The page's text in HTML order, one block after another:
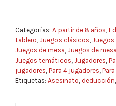
Categorías: A partir de 8 años
tablero Juegos clásicos
Juegos de mesa Juegos de
Juegos temáticos Jugadores
jugadores Para 4 jugadores
Etiquetas: Asesinato deducción